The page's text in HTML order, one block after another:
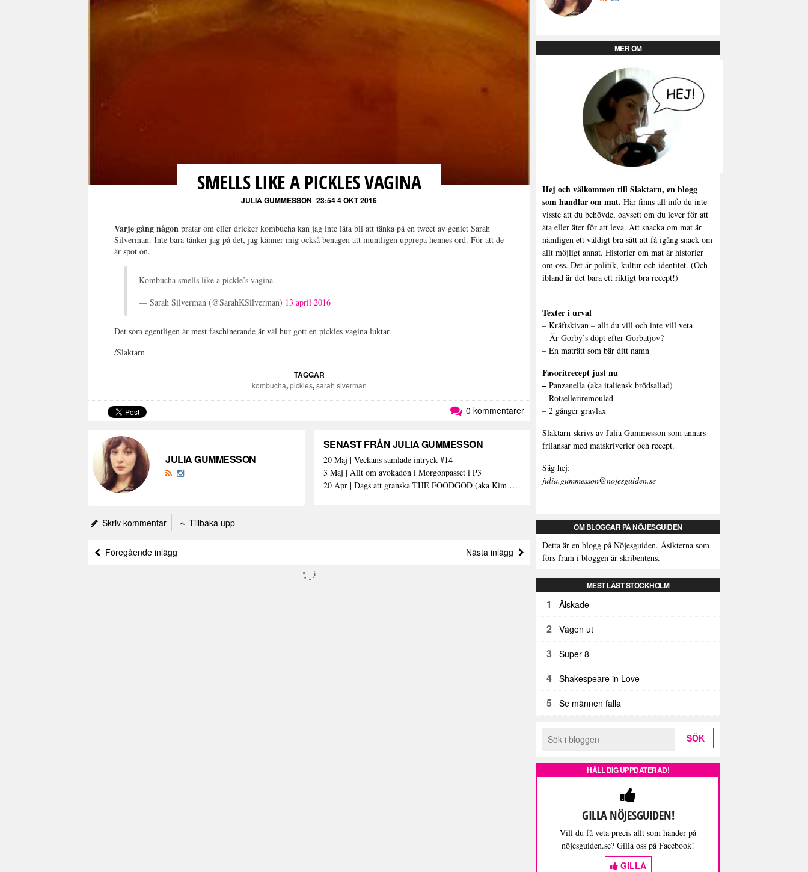
SMELLS LIKE A PICKLES VAGINA
JULIA GUMMESSON 23:54 4 OKT 2016
Varje gång någon pratar om eller dricker kombucha kan jag inte låta bli att tänka på en tweet av geniet Sarah
Silverman. Inte bara tänker jag på det, jag känner mig också benägen att muntligen upprepa hennes ord. För att de
är spot on.
Kombucha smells like a pickle’s vagina.
— Sarah Silverman (@SarahKSilverman) 13 april 2016
Det som egentligen är mest faschinerande är väl hur gott en pickles vagina luktar.
/Slaktarn
TAGGAR
kombucha,pickles,sarah siverman
0 kommentarer
JULIA GUMMESSON
SENAST FRÅN JULIA GUMMESSON
20 Maj | Veckans samlade intryck #14
3 Maj | Allt om avokadon i Morgonpasset i P3
20 Apr | Dags att granska THE FOODGOD (aka Kim Kardashians matinstagrammande bästis)
Skriv kommentar Tillbaka upp
Föregående inlägg Nästa inlägg
MER OM
Hej och välkommen till Slaktarn, en blogg
som handlar om mat. Här finns all info du inte
visste att du behövde, oavsett om du lever för att
äta eller äter för att leva. Att snacka om mat är
nämligen ett väldigt bra sätt att få igång snack om
allt möjligt annat. Historier om mat är historier
om oss. Det är politik, kultur och identitet. (Och
ibland är det bara ett riktigt bra recept!)
Texter i urval
– Kräftskivan – allt du vill och inte vill veta
– Är Gorby’s döpt efter Gorbatjov?
– En maträtt som bär ditt namn
Favoritrecept just nu
– Panzanella (aka italiensk brödsallad)
– Rotselleriremoulad
– 2 gånger gravlax
Slaktarn skrivs av Julia Gummesson som annars
frilansar med matskriverier och recept.
Säg hej:
julia.gummesson@nojesguiden.se
OM BLOGGAR PÅ NÖJESGUIDEN
Detta är en blogg på Nöjesguiden. Åsikterna som
förs fram i bloggen är skribentens.
MEST LÄST STOCKHOLM
1 Älskade
2 Vägen ut
3 Super 8
4 Shakespeare in Love
5 Se männen falla
HÅLL DIG UPPDATERAD!
GILLA NÖJESGUIDEN!
Vill du få veta precis allt som händer på
nöjesguiden.se? Gilla oss på Facebook!
GILLA